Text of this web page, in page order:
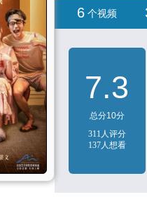
6个视频
7.3
总分10分
311人评分
137人想看